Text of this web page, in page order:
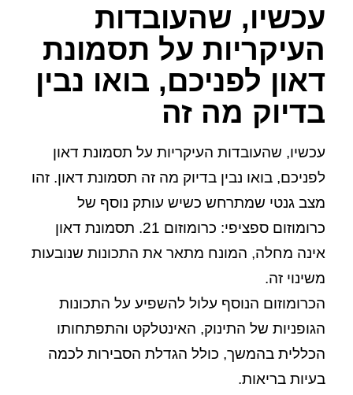
עכשיו, שהעובדות
העיקריות על תסמונת
דאון לפניכם, בואו נבין
בדיוק מה זה
עכשיו, שהעובדות העיקריות על תסמונת דאון
לפניכם, בואו נבין בדיוק מה זה תסמונת דאון. זהו
מצב גנטי שמתרחש כשיש עותק נוסף של
כרומוזום ספציפי: כרומוזום 21. תסמונת דאון
אינה מחלה, המונח מתאר את התכונות שנובעות
משינוי זה.
הכרומוזום הנוסף עלול להשפיע על התכונות
הגופניות של התינוק, האינטלקט והתפתחותו
הכללית בהמשך, כולל הגדלת הסבירות לכמה
בעיות בריאות.